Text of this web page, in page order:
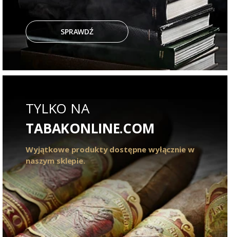
SPRAWDŹ
TYLKO NA
TABAKONLINE.COM
Wyjątkowe produkty dostępne wyłącznie w
naszym sklepie.